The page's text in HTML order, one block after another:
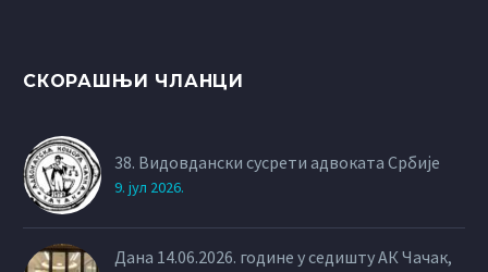
СКОРАШЊИ ЧЛАНЦИ
38. Видовдански сусрети адвоката Србије
9. јул 2026.
Дана 14.06.2026. године у седишту АК Чачак,